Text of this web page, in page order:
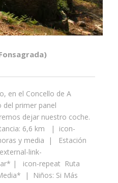
en el Concello de A
del primer panel
dejar nuestro coche.
6,6 km | icon-
y media | Estación
link-
| icon-repeat Ruta
| Niños: Si Más